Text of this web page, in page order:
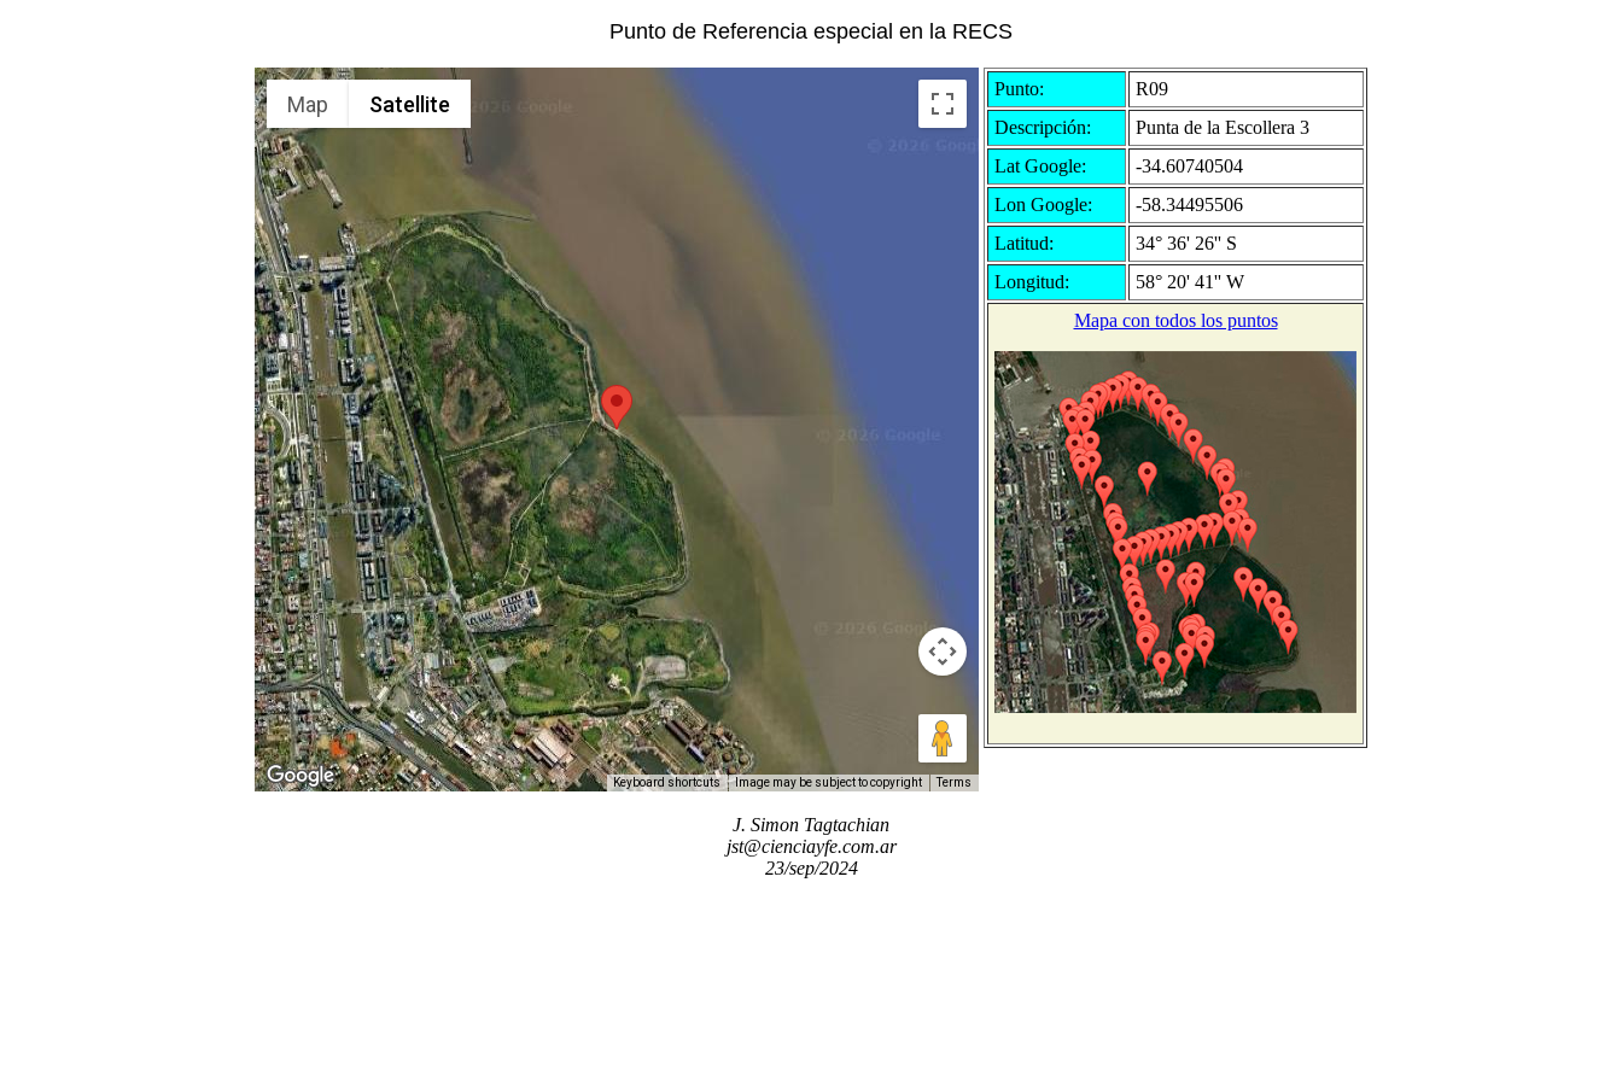
Punto de Referencia especial en la RECS
Map Satellite
Keyboard shortcuts Image may be subject to copyright Terms
Punto:
R09
Descripción:
Punta de la Escollera 3
Lat Google:
-34.60740504
Lon Google:
-58.34495506
Latitud:
34° 36' 26'' S
Longitud:
58° 20' 41'' W
Mapa con todos los puntos
J. Simon Tagtachian
jst@cienciayfe.com.ar
23/sep/2024